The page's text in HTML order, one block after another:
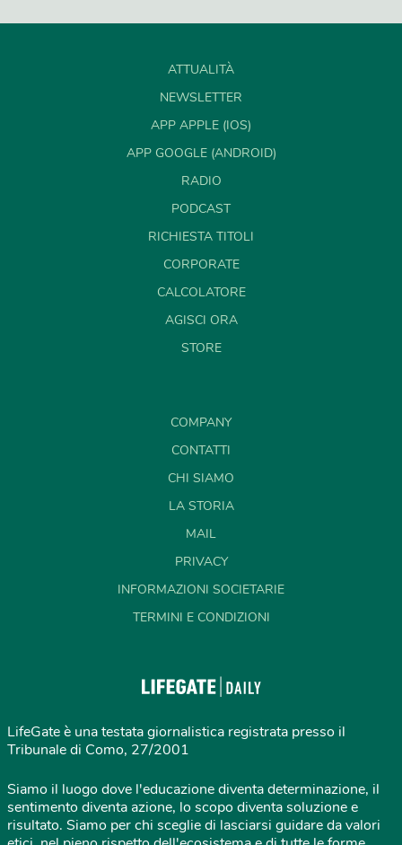
ATTUALITÀ
NEWSLETTER
APP APPLE (IOS)
APP GOOGLE (ANDROID)
RADIO
PODCAST
RICHIESTA TITOLI
CORPORATE
CALCOLATORE
AGISCI ORA
STORE
COMPANY
CONTATTI
CHI SIAMO
LA STORIA
MAIL
PRIVACY
INFORMAZIONI SOCIETARIE
TERMINI E CONDIZIONI
LifeGate è una testata giornalistica registrata presso il
Tribunale di Como, 27/2001
Siamo il luogo dove l'educazione diventa determinazione, il
sentimento diventa azione, lo scopo diventa soluzione e
risultato. Siamo per chi sceglie di lasciarsi guidare da valori